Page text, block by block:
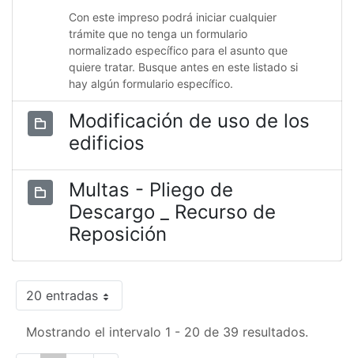
Con este impreso podrá iniciar cualquier
trámite que no tenga un formulario
normalizado específico para el asunto que
quiere tratar. Busque antes en este listado si
hay algún formulario específico.
Modificación de uso de los
edificios
Multas - Pliego de
Descargo _ Recurso de
Reposición
20 entradas
Mostrando el intervalo 1 - 20 de 39 resultados.